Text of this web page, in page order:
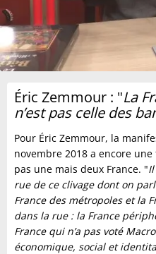
Éric Zemmour : "La
n’est pas celle des
Pour Éric Zemmour, la
novembre 2018 a encore
pas une mais deux France. "
rue de ce clivage dont on
France des métropoles et la
dans la rue : la France
France qui n’a pas voté
économique, social et